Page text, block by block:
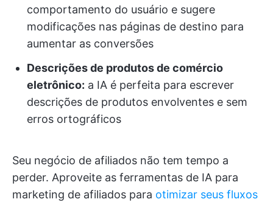
comportamento do usuário e sugere
modificações nas páginas de destino para
aumentar as conversões
Descrições de produtos de comércio
eletrônico: a IA é perfeita para escrever
descrições de produtos envolventes e sem
erros ortográficos
Seu negócio de afiliados não tem tempo a
perder. Aproveite as ferramentas de IA para
marketing de afiliados para otimizar seus fluxos